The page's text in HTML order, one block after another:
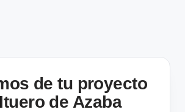
de tu proyecto
de Azaba